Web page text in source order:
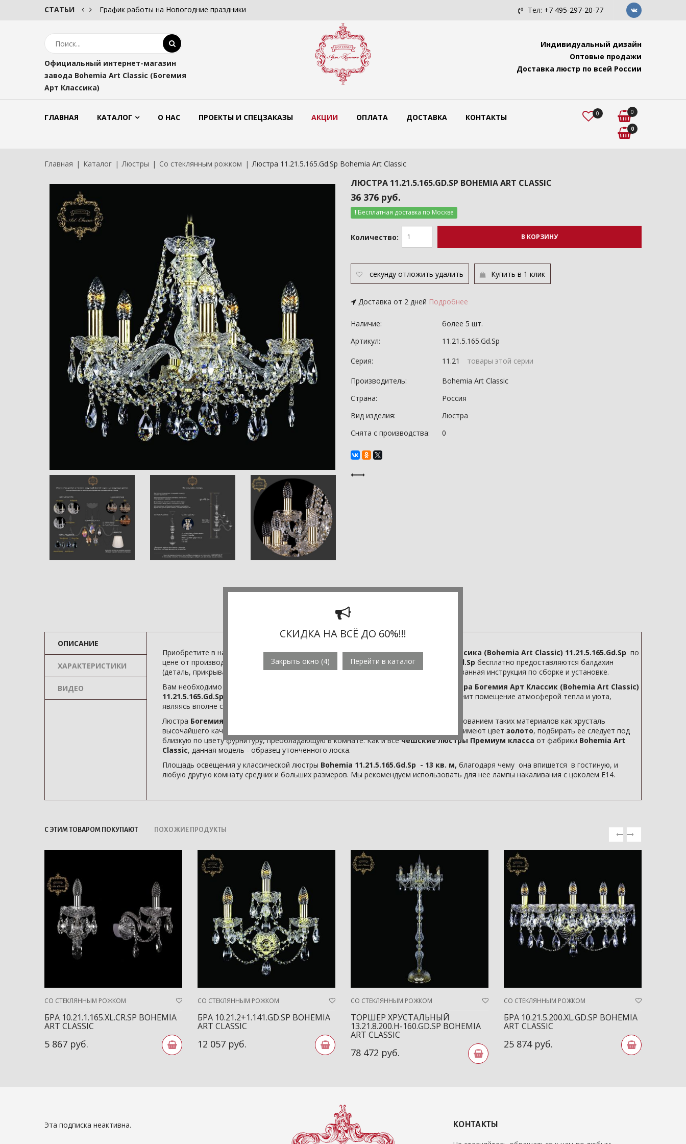
СТАТЬИ График работы на Новогодние праздники Цветные люстры Bohemia Art Classic с подвесами "Ви... Люстра для помещений с
Тел: +7 495-297-20-77
Официальный интернет-магазин
завода Bohemia Art Classic (Богемия
Арт Классика)
Индивидуальный дизайн
Оптовые продажи
Доставка люстр по всей России
ГЛАВНАЯ КАТАЛОГ О НАС ПРОЕКТЫ И СПЕЦЗАКАЗЫ АКЦИИ ОПЛАТА ДОСТАВКА КОНТАКТЫ 0 0
0
Главная Каталог Люстры Со стеклянным рожком Люстра 11.21.5.165.Gd.Sp Bohemia Art Classic
ЛЮСТРА 11.21.5.165.GD.SP BOHEMIA ART CLASSIC
36 376 руб.
Бесплатная доставка по Москве
Количество: В КОРЗИНУ
секунду отложить удалить Купить в 1 клик
Доставка от 2 дней Подробнее
Наличие:
более 5 шт.
Артикул:
11.21.5.165.Gd.Sp
Серия: 11.21 товары этой серии
Производитель:
Bohemia Art Classic
Страна:
Россия
Вид изделия:
Люстра
Снята с производства:
0
ОПИСАНИЕ
ХАРАКТЕРИСТИКИ
ВИДЕО
Приобретите в нашем интернет-магазинехрустальную люстру Богемия Арт Классика (Bohemia Art Classic) 11.21.5.165.Gd.Sp по
цене от производителя -
36 376 руб.В комплекте с люстрой Bohemia 11.21.5.165.Gd.Sp бесплатно предоставляются балдахин
(деталь, прикрывающая крепление к потолку), цепь (12 см), и детальная иллюстрированная инструкция по сборке и установке.
Вам необходимо восхитительное световое решение для дома?
Классическая люстра Богемия Арт Классик (Bohemia Art Classic)
11.21.5.165.Gd.Sp
станет для Вас отличным вариантом! Эта люстра на 5 ламп наполнит помещение атмосферой тепла и уюта,
являясь вполне самодостаточным источником света.
Люстра Богемия 11.21.5.165.Gd.Sp
создается нашими мастерами вручную, с использованием таких материалов как хрусталь
высочайшего качества и
. Учитывая, что металлические детали светильника имеют цвет золото, подбирать ее следует под
близкую по цвету фурнитуру, преобладающую в комнате. Как и всечешские люстры Премиум класса от фабрики Bohemia Art
Classic, данная модель - образец утонченного лоска.
Площадь освещения у классической люстры Bohemia 11.21.5.165.Gd.Sp - 13 кв. м, благодаря чему она впишется в гостиную, и
любую другую комнату средних и больших размеров. Мы рекомендуем использовать для нее лампы накаливания с цоколем E14.
С ЭТИМ ТОВАРОМ ПОКУПАЮТ ПОХОЖИЕ ПРОДУКТЫ
СО СТЕКЛЯННЫМ РОЖКОМ
БРА 10.21.1.165.XL.CR.SP BOHEMIA
ART CLASSIC
5 867 руб.
СО СТЕКЛЯННЫМ РОЖКОМ
БРА 10.21.2+1.141.GD.SP BOHEMIA
ART CLASSIC
12 057 руб.
СО СТЕКЛЯННЫМ РОЖКОМ
ТОРШЕР ХРУСТАЛЬНЫЙ
13.21.8.200.H-160.GD.SP BOHEMIA
ART CLASSIC
78 472 руб.
СО СТЕКЛЯННЫМ РОЖКОМ
БРА 10.21.5.200.XL.GD.SP BOHEMIA
ART CLASSIC
25 874 руб.
Эта подписка неактивна. КОНТАКТЫ
СКИДКА НА ВСЁ ДО 60%!!!
Закрыть окно (3) Перейти в каталог